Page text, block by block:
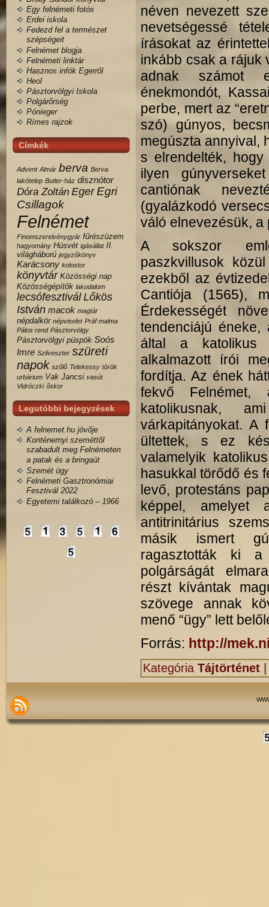
Egy felnémeti fotós
Erdei iskola
Fedezd fel a természet
szépségeit
Felnémet blogja
Felnémeti linktár
Hasznos infók Egerről
Heol
Pásztorvölgyi Iskola
Polgárőrség
Pónieger
Rímes rajzok
Címkék
Advent Almár berva Berva
lakótelep Butler-ház disznótor
Dóra Zoltán Eger Egri
Csillagok
Felnémet
Finomszerelvénygyár fűrészüzem
hagyomány Húsvét igásállat II.
világháború jegyzőkönyv
Karácsony kolostor
könyvtár Közösségi nap
Közösségépítők lakodalom
lecsófesztivál Lőkös
István macok magtár
népdalkör népviselet Práf malma
Pálos rend Pásztorvölgy
Pásztorvölgyi püspök Soós
Imre Szilveszter szüreti
napok szőlő Telekessy török
urbárium Vak Jancsi vasút
Vidróczki őskor
Legutóbbi bejegyzések
A felnemet.hu jövője
Konténernyi szeméttől
szabadult meg Felnémeten
a patak és a bringaút
Szemét ügy
Felnémeti Gasztronómiai
Fesztivál 2022
Egyetemi találkozó – 1966
néven nevezett
nevetségessé
írásokat az
inkább csak a rájuk
adnak számot
énekmondót,
perbe, mert az
szó) gúnyos,
megúszta annyival,
s elrendelték, hogy
ilyen
cantiónak
(gyalázkodó
váló elnevezésük, a
A sokszor
paszkvillusok
ezekből az
Cantiója (1565),
Érdekességét
tendenciájú
által a katolikus
alkalmazott írói
fordítja. Az ének
fekvő Felnémet,
katolikusnak,
várkapitányokat. A
ültettek, s ez
valamelyik
hasukkal törődő és
levő, protestáns
képpel, amelyet
antitrinitárius
másik ismert
ragasztották ki
polgárságát
részt kívántak
szövege annak
menő “ügy” lett
Forrás: http://
Kategória Tájtörténet